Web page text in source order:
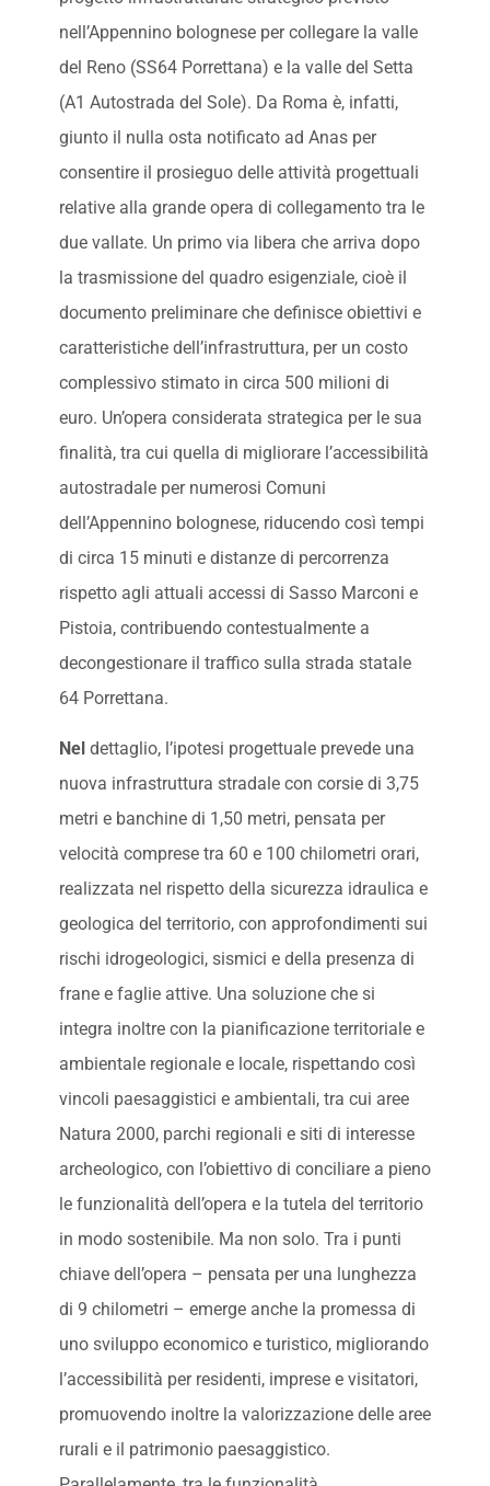
nell’Appennino bolognese per collegare la valle
del Reno (SS64 Porrettana) e la valle del Setta
(A1 Autostrada del Sole). Da Roma è, infatti,
giunto il nulla osta notificato ad Anas per
consentire il prosieguo delle attività progettuali
relative alla grande opera di collegamento tra le
due vallate. Un primo via libera che arriva dopo
la trasmissione del quadro esigenziale, cioè il
documento preliminare che definisce obiettivi e
caratteristiche dell’infrastruttura, per un costo
complessivo stimato in circa 500 milioni di
euro. Un’opera considerata strategica per le sua
finalità, tra cui quella di migliorare l’accessibilità
autostradale per numerosi Comuni
dell’Appennino bolognese, riducendo così tempi
di circa 15 minuti e distanze di percorrenza
rispetto agli attuali accessi di Sasso Marconi e
Pistoia, contribuendo contestualmente a
decongestionare il traffico sulla strada statale
64 Porrettana.
Nel dettaglio, l’ipotesi progettuale prevede una
nuova infrastruttura stradale con corsie di 3,75
metri e banchine di 1,50 metri, pensata per
velocità comprese tra 60 e 100 chilometri orari,
realizzata nel rispetto della sicurezza idraulica e
geologica del territorio, con approfondimenti sui
rischi idrogeologici, sismici e della presenza di
frane e faglie attive. Una soluzione che si
integra inoltre con la pianificazione territoriale e
ambientale regionale e locale, rispettando così
vincoli paesaggistici e ambientali, tra cui aree
Natura 2000, parchi regionali e siti di interesse
archeologico, con l’obiettivo di conciliare a pieno
le funzionalità dell’opera e la tutela del territorio
in modo sostenibile. Ma non solo. Tra i punti
chiave dell’opera – pensata per una lunghezza
di 9 chilometri – emerge anche la promessa di
uno sviluppo economico e turistico, migliorando
l’accessibilità per residenti, imprese e visitatori,
promuovendo inoltre la valorizzazione delle aree
rurali e il patrimonio paesaggistico.